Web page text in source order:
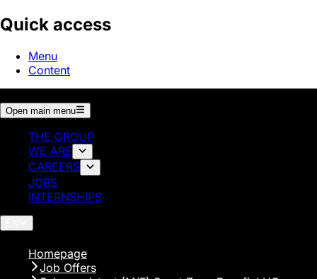
Quick access
Menu
Content
Open main menu
THE GROUP
WE ARE
CAREERS
JOBS
INTERNSHIPS
Homepage
Job Offers